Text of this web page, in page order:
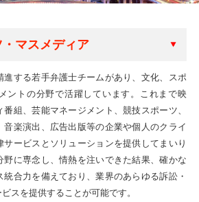
マスメディア
進する若手弁護士チームがあり、文化、スポ
ントの分野で活躍しています。これまで映
組、芸能マネージメント、競技スポーツ、
楽演出、広告出版等の企業や個人のクライ
サービスとソリューションを提供してまいり
野に専念し、情熱を注いできた結果、確かな
合力を備えており、業界のあらゆる訴訟・
スを提供することが可能です。